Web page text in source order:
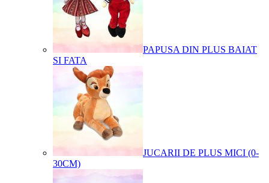
PAPUSA DIN PLUS BAIAT
SI FATA
JUCARII DE PLUS MICI (0-
30CM)